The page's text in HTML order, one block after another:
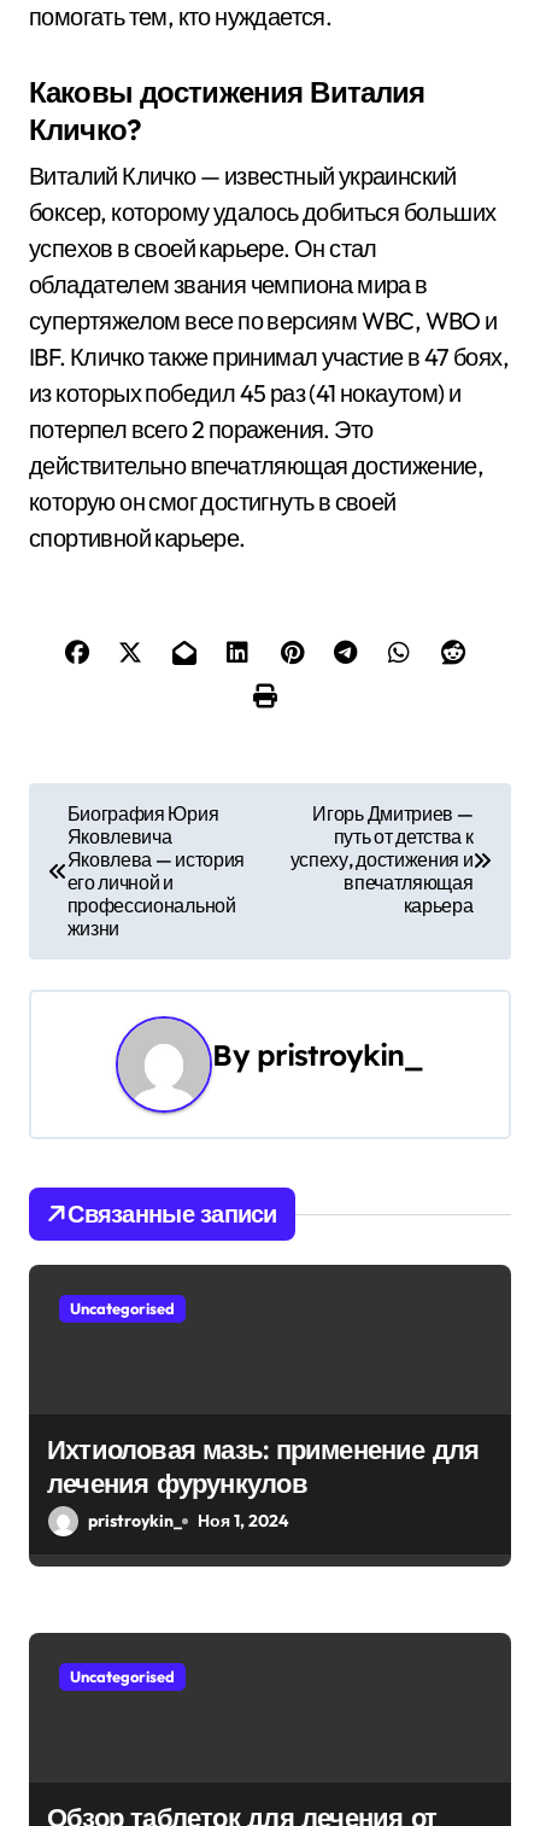
помогать тем, кто нуждается.
Каковы достижения Виталия
Кличко?
Виталий Кличко — известный украинский
боксер, которому удалось добиться больших
успехов в своей карьере. Он стал
обладателем звания чемпиона мира в
супертяжелом весе по версиям WBC, WBO и
IBF. Кличко также принимал участие в 47 боях,
из которых победил 45 раз (41 нокаутом) и
потерпел всего 2 поражения. Это
действительно впечатляющая достижение,
которую он смог достигнуть в своей
спортивной карьере.
и
г
и
я
п
п
и
с
м
Биография Юрия
Яковлевича
Яковлева — история
его личной и
профессиональной
жизни
Игорь Дмитриев —
путь от детства к
успеху, достижения и
впечатляющая
карьера
By pristroykin_
Связанные записи
Uncategorised
Ихтиоловая мазь: применение для
лечения фурункулов
pristroykin_ Ноя 1, 2024
Uncategorised
Обзор таблеток для лечения от